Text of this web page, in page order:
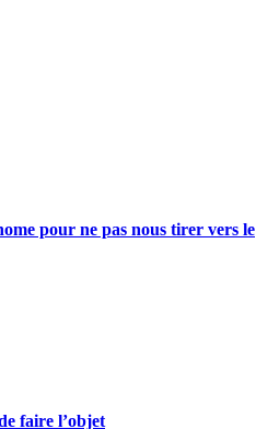
pour ne pas nous tirer vers le
faire l’objet